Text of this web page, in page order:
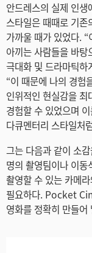
안드레스의 실제 인
스타일은 때때로 기존
가까울 때가 있었다.
아끼는 사람들을 바
극대화 및 드라마틱하
“이 때문에 나의 경험
인위적인 현실감을
경험할 수 있었으며
다큐멘터리 스타일처
그는 다음과 같이 소
명의 촬영팀이나 이
촬영할 수 있는 카메
필요하다. Pocket
영화를 정확히 만들어